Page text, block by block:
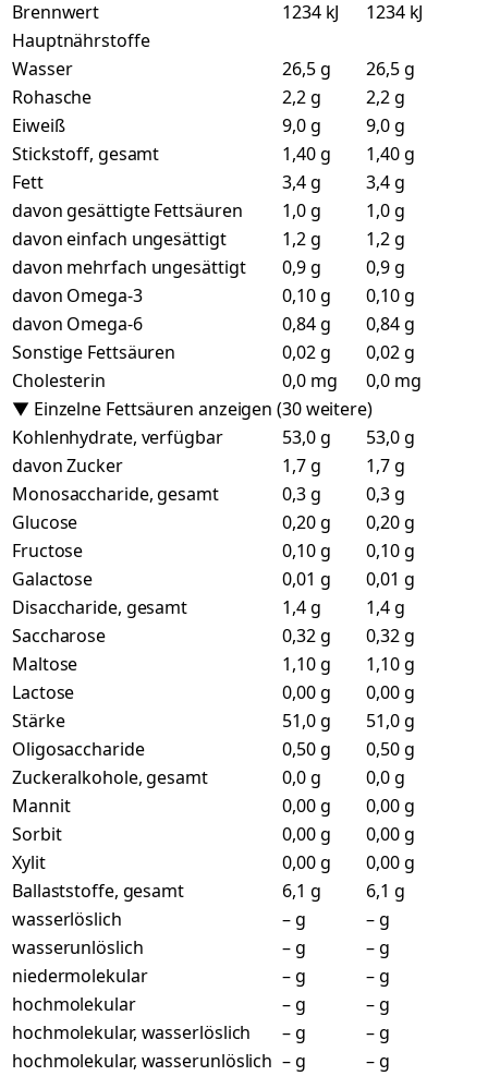
Brennwert 1234 kJ
1234 kJ
Hauptnährstoffe
Wasser
26,5 g
26,5 g
Rohasche
2,2 g
2,2 g
Eiweiß
9,0 g
9,0 g
Stickstoff, gesamt
1,40 g
1,40 g
Fett
3,4 g
3,4 g
davon gesättigte Fettsäuren
1,0 g
1,0 g
davon einfach ungesättigt
1,2 g
1,2 g
davon mehrfach ungesättigt
0,9 g
0,9 g
davon Omega-3
0,10 g
0,10 g
davon Omega-6
0,84 g
0,84 g
Sonstige Fettsäuren
0,02 g
0,02 g
Cholesterin
0,0 mg
0,0 mg
▼ Einzelne Fettsäuren anzeigen (30 weitere)
Kohlenhydrate, verfügbar
53,0 g
53,0 g
davon Zucker
1,7 g
1,7 g
Monosaccharide, gesamt
0,3 g
0,3 g
Glucose
0,20 g
0,20 g
Fructose
0,10 g
0,10 g
Galactose
0,01 g
0,01 g
Disaccharide, gesamt
1,4 g
1,4 g
Saccharose
0,32 g
0,32 g
Maltose
1,10 g
1,10 g
Lactose
0,00 g
0,00 g
Stärke
51,0 g
51,0 g
Oligosaccharide
0,50 g
0,50 g
Zuckeralkohole, gesamt
0,0 g
0,0 g
Mannit
0,00 g
0,00 g
Sorbit
0,00 g
0,00 g
Xylit
0,00 g
0,00 g
Ballaststoffe, gesamt
6,1 g
6,1 g
wasserlöslich
– g
– g
wasserunlöslich
– g
– g
niedermolekular
– g
– g
hochmolekular
– g
– g
hochmolekular, wasserlöslich
– g
– g
hochmolekular, wasserunlöslich – g
– g